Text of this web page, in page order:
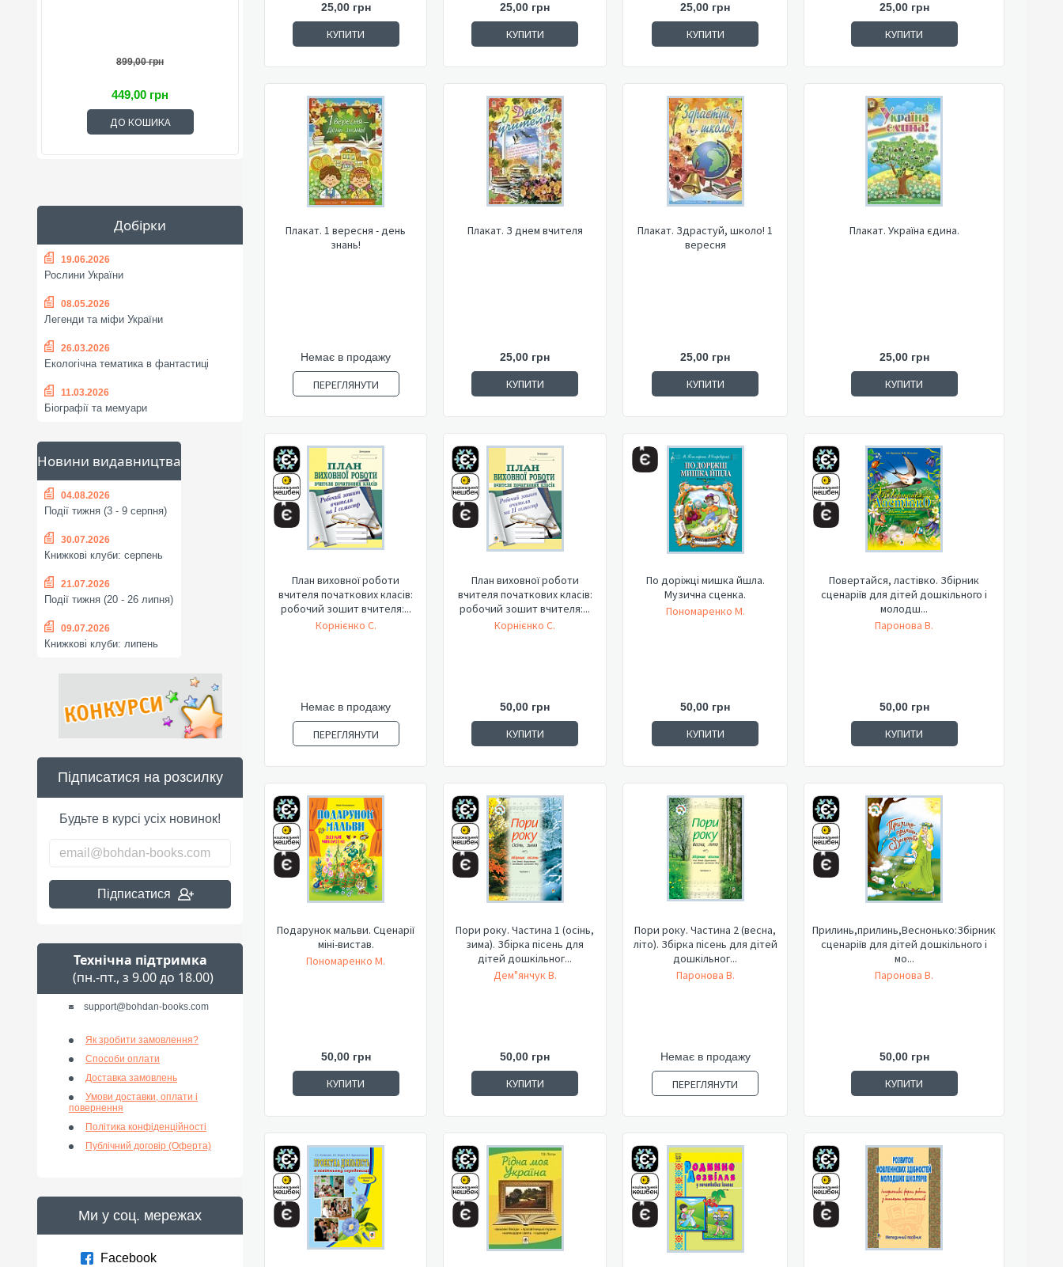
899,00 грн
449,00 грн
ДО КОШИКА
Добірки
19.06.2026
Рослини України
08.05.2026
Легенди та міфи України
26.03.2026
Екологічна тематика в фантастиці
11.03.2026
Біографії та мемуари
Новини видавництва
04.08.2026
Події тижня (3 - 9 серпня)
30.07.2026
Книжкові клуби: серпень
21.07.2026
Події тижня (20 - 26 липня)
09.07.2026
Книжкові клуби: липень
Підписатися на розсилку
Будьте в курсі усіх новинок!
Підписатися
Технічна підтримка
(пн.-пт., з 9.00 до 18.00)
support@bohdan-books.com
Як зробити замовлення?
Способи оплати
Доставка замовлень
Умови доставки, оплати і
повернення
Політика конфіденційності
Публічний договір (Оферта)
Ми у соц. мережах
Facebook
25,00 грн
КУПИТИ
25,00 грн
КУПИТИ
25,00 грн
КУПИТИ
25,00 грн
КУПИТИ
Плакат. 1 вересня - день
знань!
Немає в продажу
ПЕРЕГЛЯНУТИ
Плакат. З днем вчителя
25,00 грн
КУПИТИ
Плакат. Здрастуй, школо! 1
вересня
25,00 грн
КУПИТИ
Плакат. Україна єдина.
25,00 грн
КУПИТИ
План виховної роботи
вчителя початкових класів:
робочий зошит вчителя:...
Корнієнко С.
Немає в продажу
ПЕРЕГЛЯНУТИ
План виховної роботи
вчителя початкових класів:
робочий зошит вчителя:...
Корнієнко С.
50,00 грн
КУПИТИ
По доріжці мишка йшла.
Музична сценка.
Пономаренко М.
50,00 грн
КУПИТИ
Повертайся, ластівко. Збірник
сценаріїв для дітей дошкільного і
молодш...
Паронова В.
50,00 грн
КУПИТИ
Подарунок мальви. Сценарії
міні-вистав.
Пономаренко М.
50,00 грн
КУПИТИ
Пори року. Частина 1 (осінь,
зима). Збірка пісень для
дітей дошкільног...
Дем"янчук В.
50,00 грн
КУПИТИ
Пори року. Частина 2 (весна,
літо). Збірка пісень для дітей
дошкільног...
Паронова В.
Немає в продажу
ПЕРЕГЛЯНУТИ
Прилинь,прилинь,Веснонько:Збірник
сценаріїв для дітей дошкільного і
мо...
Паронова В.
50,00 грн
КУПИТИ